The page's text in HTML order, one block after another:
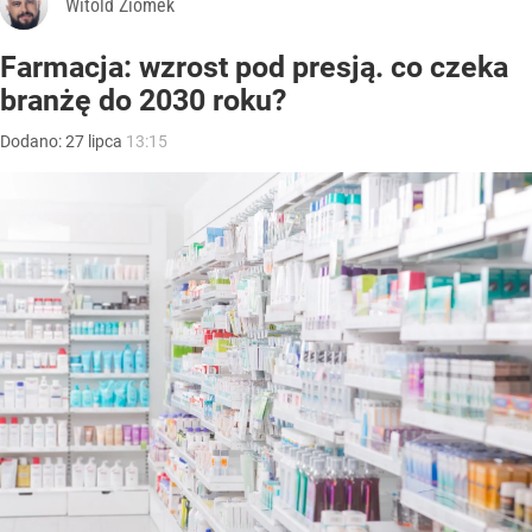
Witold Ziomek
Farmacja: wzrost pod presją. co czeka
branżę do 2030 roku?
Dodano:27 lipca 13:15